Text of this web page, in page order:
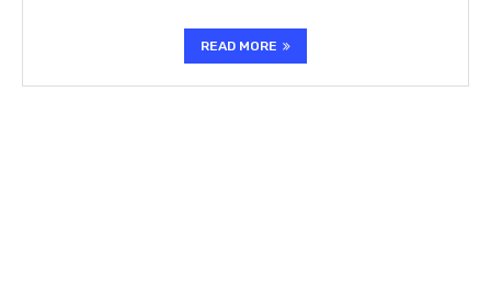
READ MORE